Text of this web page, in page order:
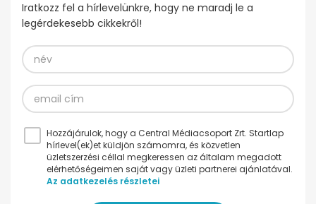
Iratkozz fel a hírlevelünkre, hogy ne maradj le a
legérdekesebb cikkekről!
Hozzájárulok, hogy a Central Médiacsoport Zrt. Startlap
hírlevel(ek)et küldjön számomra, és közvetlen
üzletszerzési céllal megkeressen az általam megadott
elérhetőségeimen saját vagy üzleti partnerei ajánlatával.
Az adatkezelés részletei